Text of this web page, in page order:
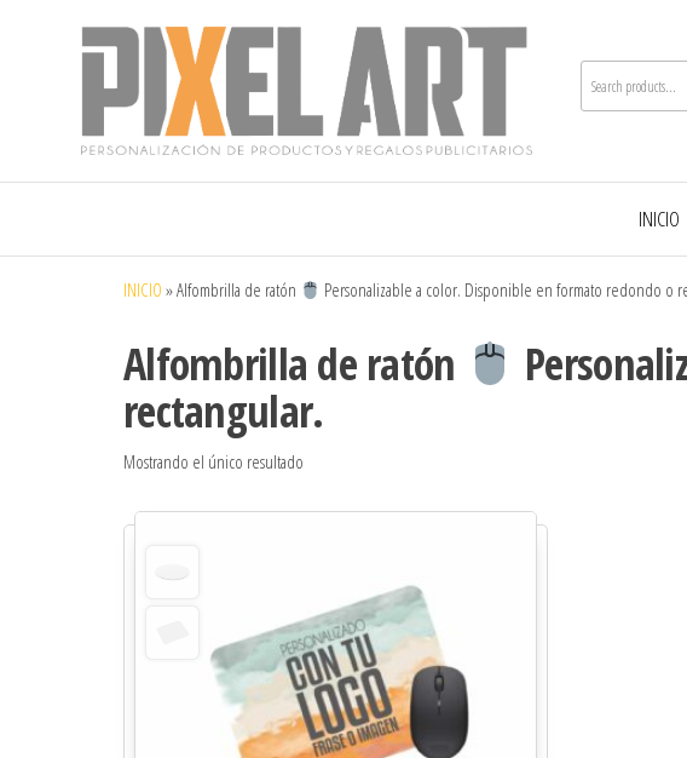
Pixelart
en móstoles
INICIO
INICIO »Alfombrilla de ratón Personalizable a color. Disponible en formato redondo o
Alfombrilla de ratón
rectangular.
Mostrando el único resultado